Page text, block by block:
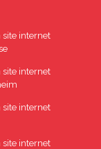
site internet
site internet
site internet
site internet